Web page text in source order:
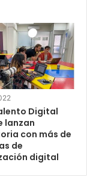
Digital
lanzan
con más de
de
digital